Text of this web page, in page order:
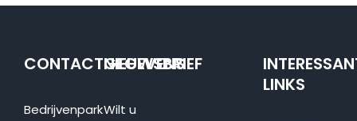
CONTACTGEGEVENS
Bedrijvenpark
NIEUWSBRIEF
Wilt u
LINKS